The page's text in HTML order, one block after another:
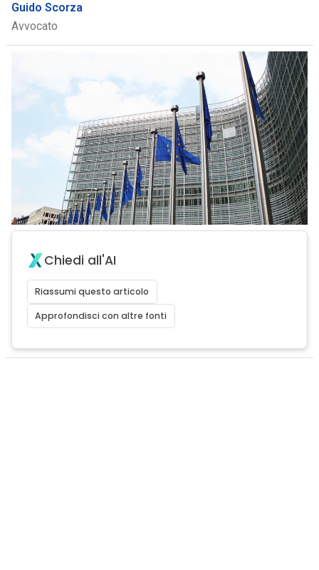
Guido Scorza
Avvocato
Chiedi all'AI
Riassumi questo articolo
Approfondisci con altre fonti